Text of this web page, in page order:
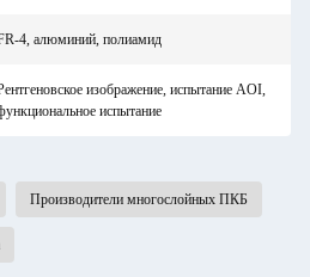
4, алюминий, полиамид
изображение, испытание AOI,
испытание
Производители многослойных ПКБ